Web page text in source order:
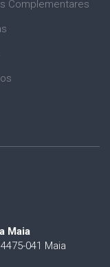
Complementares
Maia
4475-041 Maia